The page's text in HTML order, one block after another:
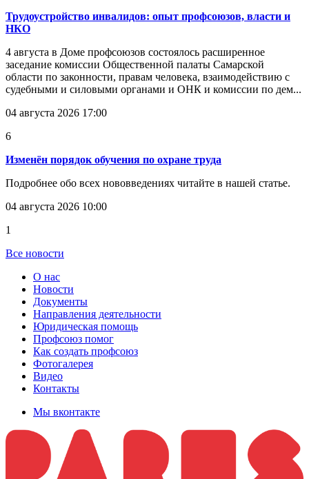
Трудоустройство инвалидов: опыт профсоюзов, власти и
НКО
4 августа в Доме профсоюзов состоялось расширенное
заседание комиссии Общественной палаты Самарской
области по законности, правам человека, взаимодействию с
судебными и силовыми органами и ОНК и комиссии по дем...
04 августа 2026 17:00
6
Изменён порядок обучения по охране труда
Подробнее обо всех нововведениях читайте в нашей статье.
04 августа 2026 10:00
1
Все новости
О нас
Новости
Документы
Направления деятельности
Юридическая помощь
Профсоюз помог
Как создать профсоюз
Фотогалерея
Видео
Контакты
Мы вконтакте